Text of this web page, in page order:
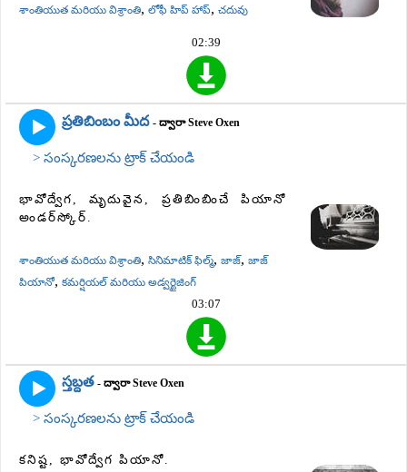
శాంతియుత మరియు విశ్రాంతి, లోఫీ హిప్ హాప్, చదువు
02:39
ప్రతిబింబం మీద - ద్వారా Steve Oxen
> సంస్కరణలను ట్రాక్ చేయండి
భావోద్వేగ, మృదువైన, ప్రతిబింబించే పియానో ​​
అండర్‌స్కోర్.
శాంతియుత మరియు విశ్రాంతి, సినిమాటిక్ ఫిల్మ్, జాజ్, జాజ్
పియానో, కమర్షియల్ మరియు అడ్వర్టైజింగ్
03:07
స్తబ్దత - ద్వారా Steve Oxen
> సంస్కరణలను ట్రాక్ చేయండి
కనిష్ట, భావోద్వేగ పియానో.